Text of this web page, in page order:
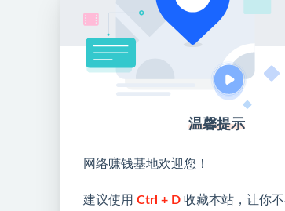
温馨提示
网络赚钱基地欢迎您！
建议使用 Ctrl + D 收藏本站，让你